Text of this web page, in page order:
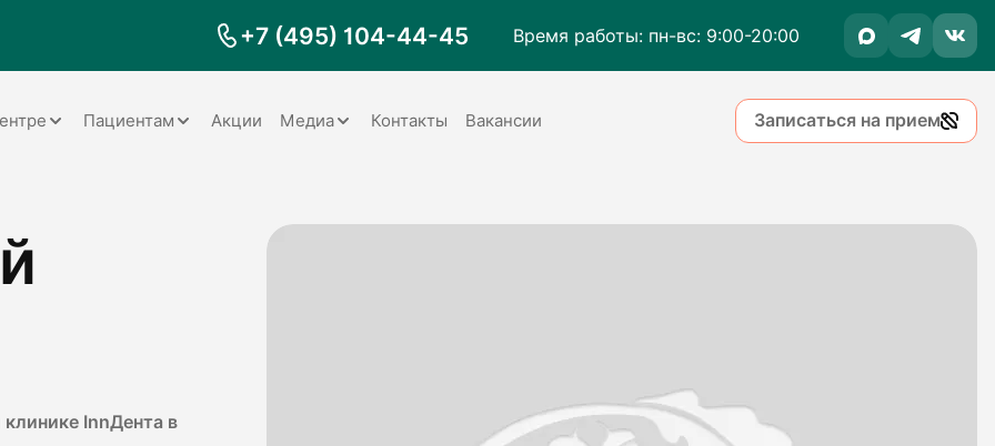
+7 (495) 104-44-45 Время работы: пн-вс: 9:00-20:00
Наши специалисты
оборудование
Пациентам
Запрос справки на налоговый
Акции Медиа Контакты Вакансии Записаться на прием
InnДента в